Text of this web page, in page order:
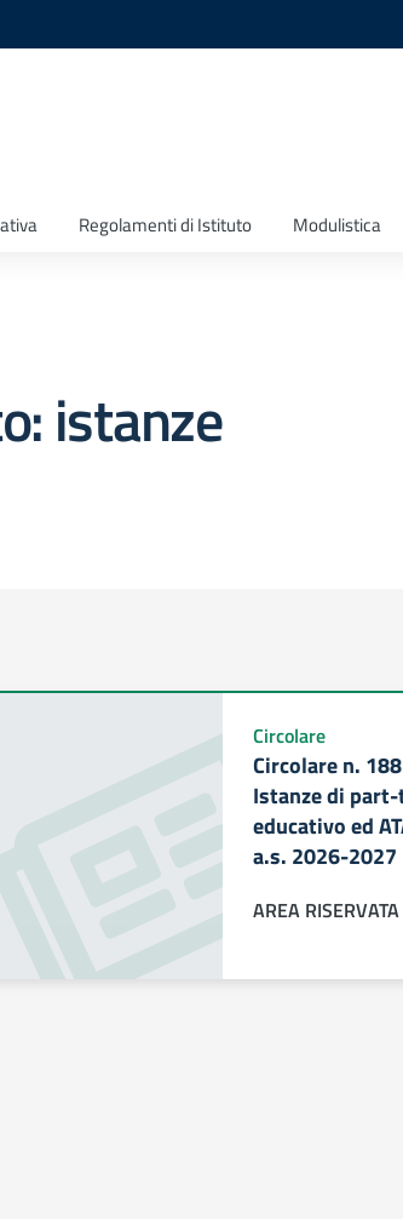
Regolamenti di Istituto Modulistica
istanze
Circolare
Circolare n.
Istanze di
educativo ed
a.s. 2026-2027
AREA RISERVATA